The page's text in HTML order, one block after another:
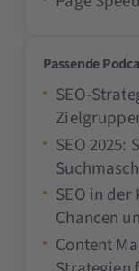
Passende
SEO-
SEO 2025:
SEO in
Chancen
Content